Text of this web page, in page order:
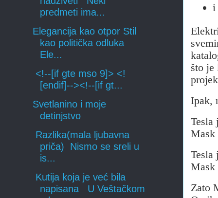
i
što je
Ipak,
Tesla
Mask
Tesla
Mask
Zato
predmeti ima...
Elegancija kao otpor Stil
kao politička odluka
Ele...
<!--[if gte mso 9]> <!
[endif]--><!--[if gt...
Svetlanino i moje
detinjstvo
Razlika(mala ljubavna
priča) Nismo se sreli u
is...
Kutija koja je već bila
napisana U Veštačkom